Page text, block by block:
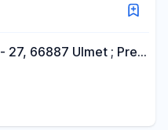
27, 66887 Ulmet ; Preis